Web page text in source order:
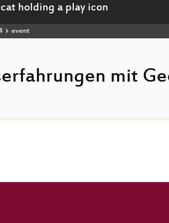
event
mit
_Praxiserfahrungen_mit_GeoHealthCheck_webm-hd.webm
_Praxiserfahrungen_mit_GeoHealthCheck_sd.mp4
_Praxiserfahrungen_mit_GeoHealthCheck_webm-sd.webm